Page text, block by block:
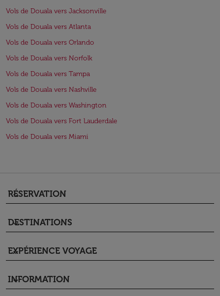
Vols de Douala vers Jacksonville
Vols de Douala vers Atlanta
Vols de Douala vers Orlando
Vols de Douala vers Norfolk
Vols de Douala vers Tampa
Vols de Douala vers Nashville
Vols de Douala vers Washington
Vols de Douala vers Fort Lauderdale
Vols de Douala vers Miami
RÉSERVATION
keyboard_arrow_down
DESTINATIONS
keyboard_arrow_down
EXPÉRIENCE VOYAGE
keyboard_arrow_down
INFORMATION
keyboard_arrow_down